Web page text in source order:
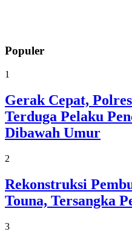
Populer
1
Gerak Cepat,
Terduga Pelaku
Dibawah Umur
2
Rekonstruksi
Touna, Tersangka
3